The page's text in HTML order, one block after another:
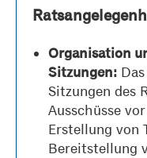
Organisation
Sitzungen:
Sitzungen des
Ausschüsse
Erstellung von
Bereitstellung